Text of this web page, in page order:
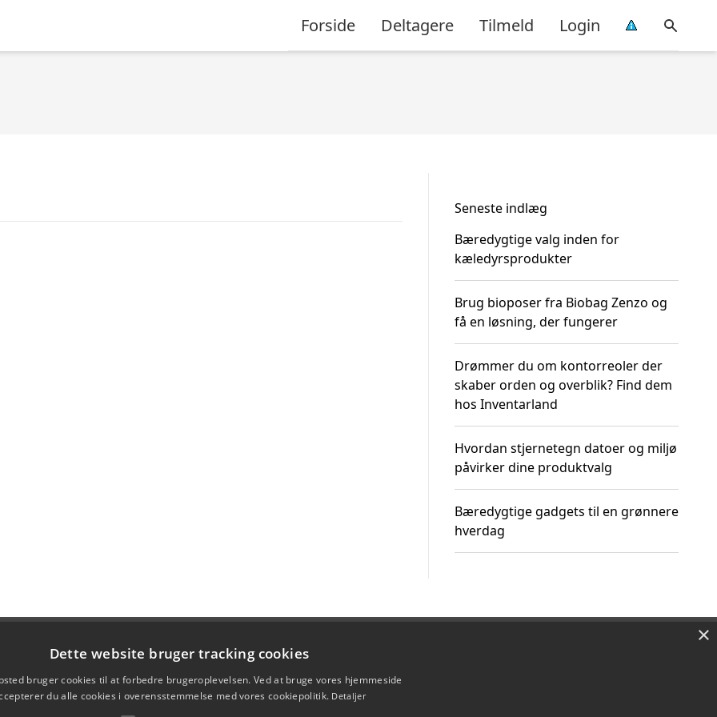
Forside Deltagere Tilmeld Login
Seneste indlæg
Bæredygtige valg inden for
kæledyrsprodukter
Brug bioposer fra Biobag Zenzo og
få en løsning, der fungerer
Drømmer du om kontorreoler der
skaber orden og overblik? Find dem
hos Inventarland
Hvordan stjernetegn datoer og miljø
påvirker dine produktvalg
Bæredygtige gadgets til en grønnere
hverdag
×
Dette website bruger tracking cookies
bruger cookies til at forbedre brugeroplevelsen. Ved at bruge vores hjemmeside
du alle cookies i overensstemmelse med vores cookiepolitik. Detaljer